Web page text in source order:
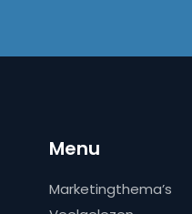
Menu
Marketingthema’s